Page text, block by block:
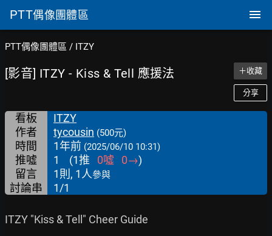
PTT偶像團體區
PTT偶像團體區 / ITZY
[影音] ITZY - Kiss & Tell 應援法 ＋收藏
分享
看板
ITZY
作者
tycousin (500元)
時間 1年前 (2025/06/10 10:31)
推噓 1 (1推 0噓 0→)
留言
1則, 1人參與
討論串 1/1
ITZY "Kiss & Tell" Cheer Guide